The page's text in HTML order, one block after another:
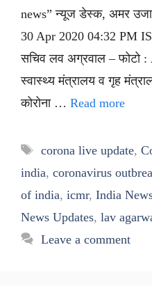
news” न्यूज डेस्क, अमर
30 Apr 2020 04:32 PM
सचिव लव अग्रवाल –
स्वास्थ्य मंत्रालय व गृह
कोरोना … Read more
Tags
corona live update,
india, coronavirus
of india, icmr, India
News Updates, lav
Leave a comment